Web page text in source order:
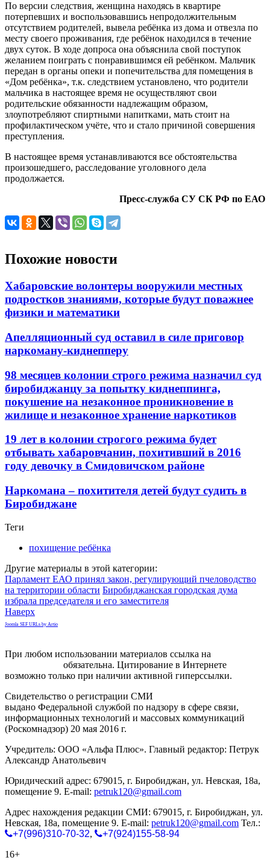
По версии следствия, женщина находясь в квартире
потерпевших и воспользовавшись непродолжительным
отсутствием родителей, вывела ребёнка из дома и отвезла по
месту своего проживания, где ребёнок находился в течение
двух суток. В ходе допроса она объяснила свой поступок
желанием поиграть с понравившимся ей ребёнком. Мальчик
передан в органы опеки и попечительства для помещения в
«Дом ребёнка», т.к. следствием установлено, что родители
мальчика в настоящее время не осуществляют свои
родительские обязанности надлежащим образом,
злоупотребляют спиртными напитками, мать стоит на
профилактическом учёте, что и стало причиной совершения
преступления.
В настоящее время устанавливаются все обстоятельства
произошедшего, расследование уголовного дела
продолжается.
Пресс-служба СУ СК РФ по ЕАО
Похожие новости
Хабаровские волонтеры вооружили местных
подростков знаниями, которые будут поважнее
физики и математики
Апелляционный суд оставил в силе приговор
наркоману-киднепперу
98 месяцев колонии строго режима назначил суд
биробиджанцу за попытку киднеппинга,
покушение на незаконное проникновение в
жилище и незаконное хранение наркотиков
19 лет в колонии строгого режима будет
отбывать хабаровчанин, похитивший в 2016
году девочку в Смидовичском районе
Наркомана – похитителя детей будут судить в
Биробиджане
Теги
похищение ребёнка
Другие материалы в этой категории:
Парламент ЕАО принял закон, регулирующий пчеловодство
на территории области Биробиджанская городская дума
избрала председателя и его заместителя
Наверх
Joomla SEF URLs by Artio
При любом использовании материалов ссылка на
обязательна. Цитирование в Интернете
возможно только при наличии активной гиперссылки.
Свидетельство о регистрации СМИ
выдано Федеральной службой по надзору в сфере связи,
информационных технологий и массовых коммуникаций
(Роскомнадзор) 20 мая 2016 г.
Учредитель: ООО «Альфа Плюс». Главный редактор: Петрук
Александр Анатольевич
Юридический адрес: 679015, г. Биробиджан, ул. Невская, 18а,
помещение 9. E-mail: petruk120@gmail.com
Адрес нахождения редакции СМИ: 679015, г. Биробиджан, ул.
Невская, 18а, помещение 9. E-mail: petruk120@gmail.com Тел.:
+7(996)310-70-32,
+7(924)155-58-94
16+